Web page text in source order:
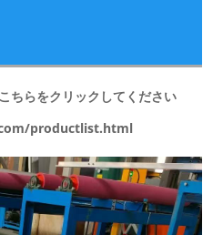
productlist.html